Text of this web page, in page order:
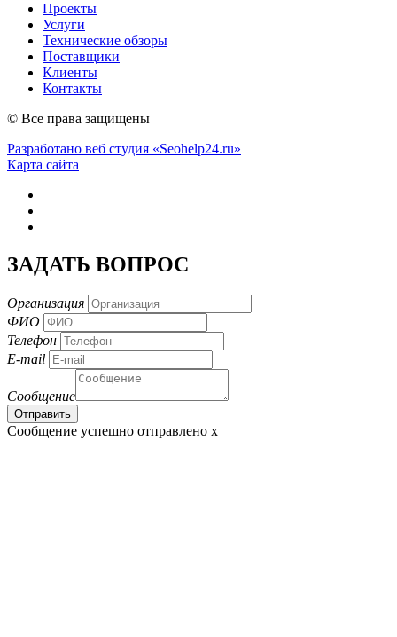
Проекты
Услуги
Технические обзоры
Поставщики
Клиенты
Контакты
© Все права защищены
Разработано веб студия «Seohelp24.ru»
Карта сайта
ЗАДАТЬ ВОПРОС
Организация
ФИО
Телефон
E-mail
Сообщение
Сообщение успешно отправлено x